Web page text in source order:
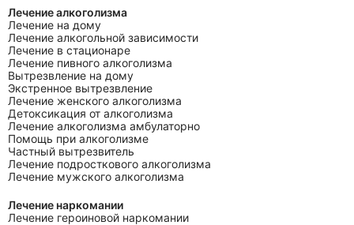
Лечение алкоголизма
Лечение на дому
Лечение алкогольной зависимости
Лечение в стационаре
Лечение пивного алкоголизма
Вытрезвление на дому
Экстренное вытрезвление
Лечение женского алкоголизма
Детоксикация от алкоголизма
Лечение алкоголизма амбулаторно
Помощь при алкоголизме
Частный вытрезвитель
Лечение подросткового алкоголизма
Лечение мужского алкоголизма
Лечение наркомании
Лечение героиновой наркомании